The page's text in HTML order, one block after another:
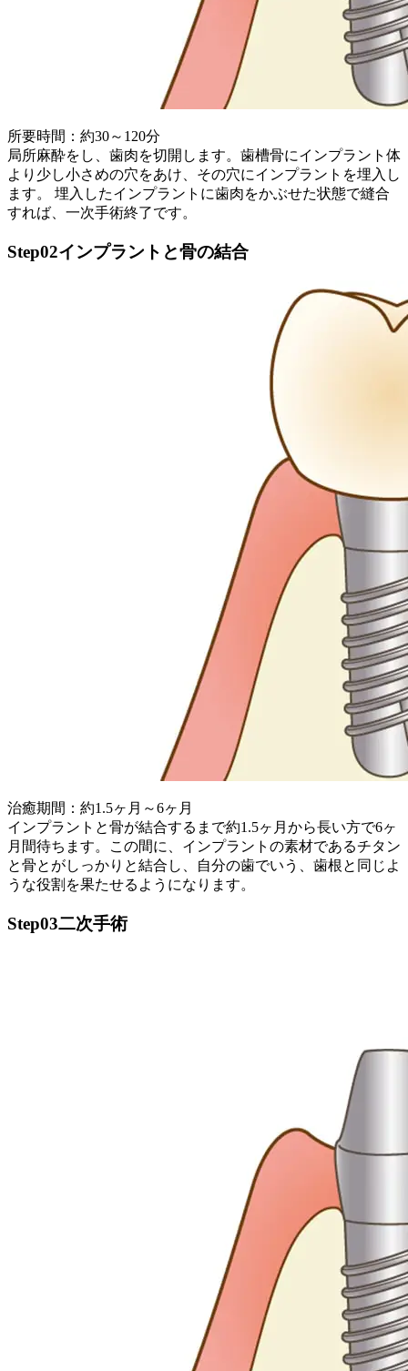
所要時間：約30～120分
局所麻酔をし、歯肉を切開します。歯槽骨にインプラント体
より少し小さめの穴をあけ、その穴にインプラントを埋入し
ます。 埋入したインプラントに歯肉をかぶせた状態で縫合
すれば、一次手術終了です。
Step02インプラントと骨の結合
治癒期間：約1.5ヶ月～6ヶ月
インプラントと骨が結合するまで約1.5ヶ月から長い方で6ヶ
月間待ちます。この間に、インプラントの素材であるチタン
と骨とがしっかりと結合し、自分の歯でいう、歯根と同じよ
うな役割を果たせるようになります。
Step03二次手術